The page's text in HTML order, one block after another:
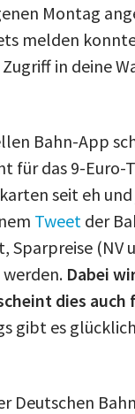
Montag
melden
in deine
Bahn-App
das 9-Euro-
seit eh und
Tweet der
Sparpreise (NV
Dabei
dies auch
gibt es
Deutschen